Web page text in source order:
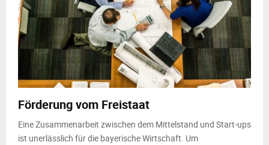
Förderung vom Freistaat
Eine Zusammenarbeit zwischen dem Mittelstand und Start-ups
ist unerlässlich für die bayerische Wirtschaft. Um